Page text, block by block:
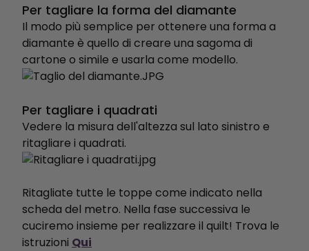
Per tagliare la forma del diamante
Il modo più semplice per ottenere una forma a
diamante è quello di creare una sagoma di
cartone o simile e usarla come modello.
Per tagliare i quadrati
Vedere la misura dell'altezza sul lato sinistro e
ritagliare i quadrati.
Ritagliate tutte le toppe come indicato nella
scheda del metro. Nella fase successiva le
cuciremo insieme per realizzare il quilt! Trova le
istruzioni Qui